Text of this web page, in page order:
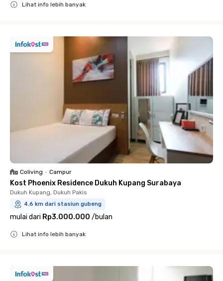
Lihat info lebih banyak
Coliving • Campur
Kost Phoenix Residence Dukuh Kupang Surabaya
Dukuh Kupang, Dukuh Pakis
4.6 km dari stasiun gubeng
mulai dari Rp3.000.000 /bulan
Lihat info lebih banyak